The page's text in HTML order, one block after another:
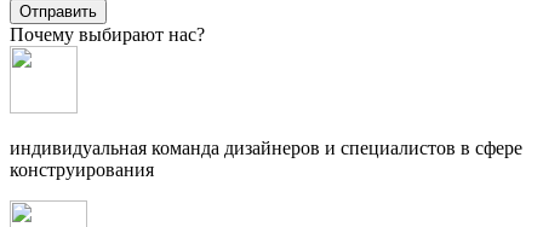
Отправить
Почему выбирают нас?
индивидуальная команда дизайнеров и специалистов в сфере
конструирования